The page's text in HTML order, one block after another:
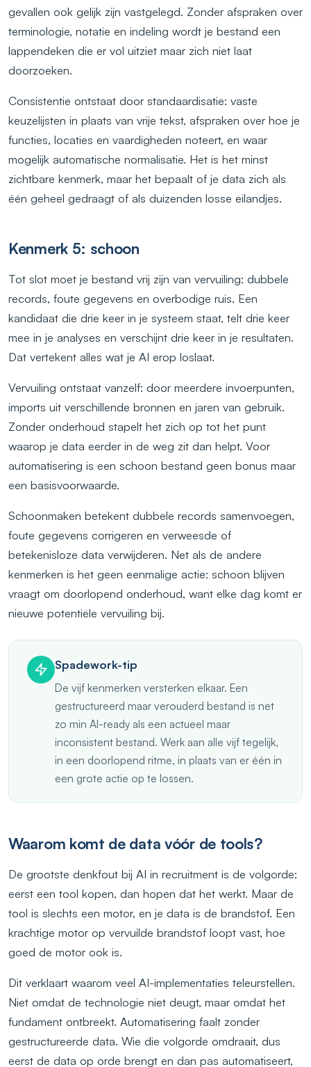
gevallen ook gelijk zijn vastgelegd. Zonder afspraken over
terminologie, notatie en indeling wordt je bestand een
lappendeken die er vol uitziet maar zich niet laat
doorzoeken.
Consistentie ontstaat door standaardisatie: vaste
keuzelijsten in plaats van vrije tekst, afspraken over hoe je
functies, locaties en vaardigheden noteert, en waar
mogelijk automatische normalisatie. Het is het minst
zichtbare kenmerk, maar het bepaalt of je data zich als
één geheel gedraagt of als duizenden losse eilandjes.
Kenmerk 5: schoon
Tot slot moet je bestand vrij zijn van vervuiling: dubbele
records, foute gegevens en overbodige ruis. Een
kandidaat die drie keer in je systeem staat, telt drie keer
mee in je analyses en verschijnt drie keer in je resultaten.
Dat vertekent alles wat je AI erop loslaat.
Vervuiling ontstaat vanzelf: door meerdere invoerpunten,
imports uit verschillende bronnen en jaren van gebruik.
Zonder onderhoud stapelt het zich op tot het punt
waarop je data eerder in de weg zit dan helpt. Voor
automatisering is een schoon bestand geen bonus maar
een basisvoorwaarde.
Schoonmaken betekent dubbele records samenvoegen,
foute gegevens corrigeren en verweesde of
betekenisloze data verwijderen. Net als de andere
kenmerken is het geen eenmalige actie: schoon blijven
vraagt om doorlopend onderhoud, want elke dag komt er
nieuwe potentiële vervuiling bij.
Spadework-tip
De vijf kenmerken versterken elkaar. Een
gestructureerd maar verouderd bestand is net
zo min AI-ready als een actueel maar
inconsistent bestand. Werk aan alle vijf tegelijk,
in een doorlopend ritme, in plaats van er één in
een grote actie op te lossen.
Waarom komt de data vóór de tools?
De grootste denkfout bij AI in recruitment is de volgorde:
eerst een tool kopen, dan hopen dat het werkt. Maar de
tool is slechts een motor, en je data is de brandstof. Een
krachtige motor op vervuilde brandstof loopt vast, hoe
goed de motor ook is.
Dit verklaart waarom veel AI-implementaties teleurstellen.
Niet omdat de technologie niet deugt, maar omdat het
fundament ontbreekt. Automatisering faalt zonder
gestructureerde data. Wie die volgorde omdraait, dus
eerst de data op orde brengt en dan pas automatiseert,